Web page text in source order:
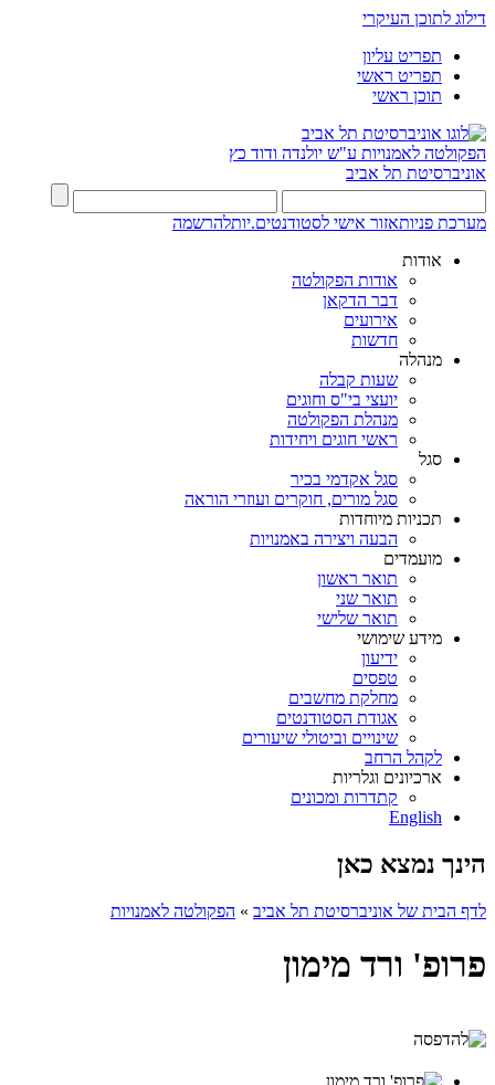
דילוג לתוכן העיקרי
תפריט עליון
תפריט ראשי
תוכן ראשי
הפקולטה לאמנויות ע"ש יולנדה ודוד כץ
אוניברסיטת תל אביב
מערכת פניותאזור אישי לסטודנטים.יותלהרשמה
אודות
אודות הפקולטה
דבר הדקאן
אירועים
חדשות
מנהלה
שעות קבלה
יועצי בי"ס וחוגים
מנהלת הפקולטה
ראשי חוגים ויחידות
סגל
סגל אקדמי בכיר
סגל מורים, חוקרים ועוזרי הוראה
תכניות מיוחדות
הבעה ויצירה באמנויות
מועמדים
תואר ראשון
תואר שני
תואר שלישי
מידע שימושי
ידיעון
טפסים
מחלקת מחשבים
אגודת הסטודנטים
שינויים וביטולי שיעורים
לקהל הרחב
ארכיונים וגלריות
קתדרות ומכונים
English
הינך נמצא כאן
לדף הבית של אוניברסיטת תל אביב » הפקולטה לאמנויות
פרופ' ורד מימון